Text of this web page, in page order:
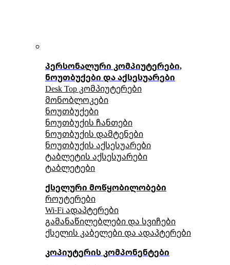
პერსონალური კომპიუტერები,
ნოუთბუქები და აქსესუარები
Desk Top კომპიუტერები
მონობლოკები
ნოუთბუქები
ნოუთბუქის ჩანთები
ნოუთბუქის დამტენები
ნოუთბუქის აქსესუარები
ტაბლეტის აქსესუარები
ტაბლეტები
ქსელური მოწყობილობები
როუტერები
Wi-Fi ადაპტერები
გამანაწილებლები და სვიჩები
ქსელის კაბელები და ადაპტერები
კოპიუტერის კომპონენტები